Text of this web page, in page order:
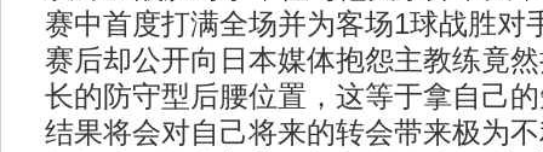
赛中首度打满全场并为客场1球战胜对
赛后却公开向日本媒体抱怨主教练竟
长的防守型后腰位置，这等于拿自己
结果将会对自己将来的转会带来极为